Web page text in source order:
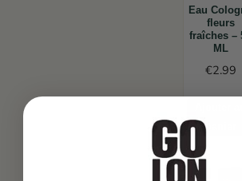
Eau
fleurs
fraîches –
ML
€2.99
panier